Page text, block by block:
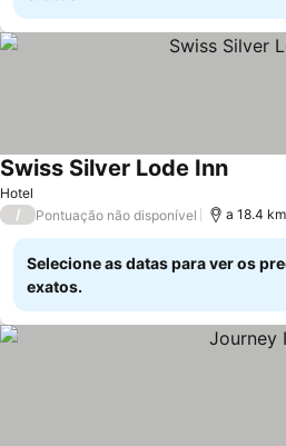
Hotel
Swiss Silver Lode Inn
/ Pontuação não disponível a 18.4
Selecione as datas para ver os
exatos.